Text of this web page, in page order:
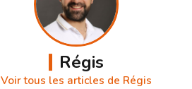
Régis
Voir tous les articles de Régis